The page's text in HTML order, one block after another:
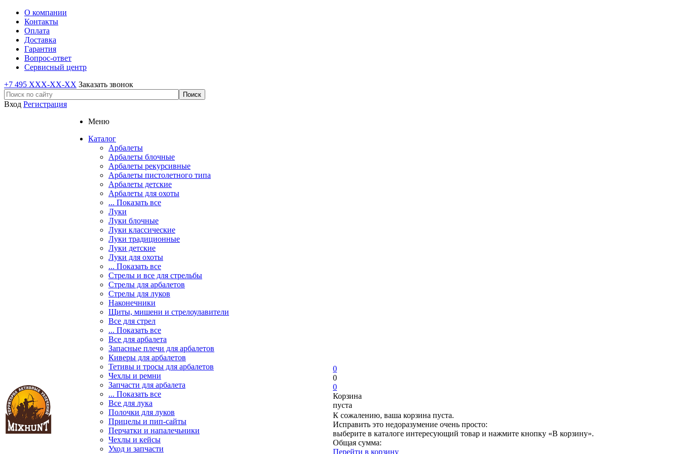
О компании
Контакты
Оплата
Доставка
Гарантия
Вопрос-ответ
Сервисный центр
+7 495 XXX-XX-XX Заказать звонок
Вход Регистрация
Меню
Каталог
Арбалеты
Арбалеты блочные
Арбалеты рекурсивные
Арбалеты пистолетного типа
Арбалеты детские
Арбалеты для охоты
... Показать все
Луки
Луки блочные
Луки классические
Луки традиционные
Луки детские
Луки для охоты
... Показать все
Стрелы и все для стрельбы
Стрелы для арбалетов
Стрелы для луков
Наконечники
Щиты, мишени и стрелоулавители
Все для стрел
... Показать все
Все для арбалета
Запасные плечи для арбалетов
Киверы для арбалетов
Тетивы и тросы для арбалетов
Чехлы и ремни
Запчасти для арбалета
... Показать все
Все для лука
Полочки для луков
Прицелы и пип-сайты
Перчатки и напалечьники
Чехлы и кейсы
Уход и запчасти
0
0
0
Корзина
пуста
К сожалению, ваша корзина пуста.
Исправить это недоразумение очень просто:
выберите в каталоге интересующий товар и нажмите кнопку «В корзину».
Общая сумма:
Перейти в корзину